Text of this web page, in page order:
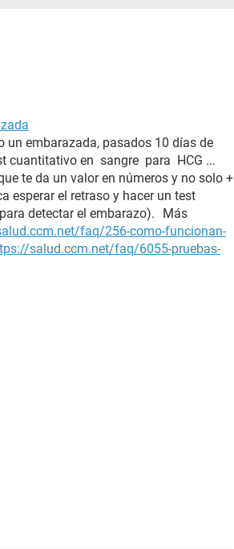
un embarazada, pasados 10 días de
cuantitativo en sangre para HCG ...
te da un valor en números y no solo +
esperar el retraso y hacer un test
detectar el embarazo). Más
faq/256-como-funcionan-
salud.ccm.net/faq/6055-pruebas-